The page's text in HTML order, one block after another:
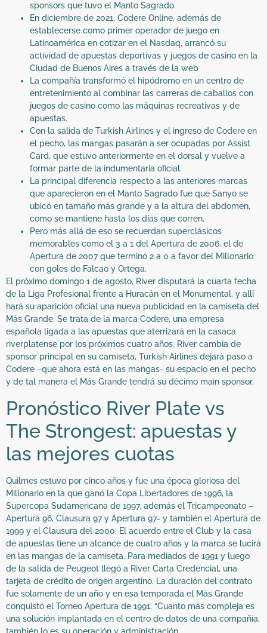
sponsors que tuvo el Manto Sagrado.
En diciembre de 2021, Codere Online, además de
establecerse como primer operador de juego en
Latinoamérica en cotizar en el Nasdaq, arrancó su
actividad de apuestas deportivas y juegos de casino en la
Ciudad de Buenos Aires a través de la web
La compañía transformó el hipódromo en un centro de
entretenimiento al combinar las carreras de caballos con
juegos de casino como las máquinas recreativas y de
apuestas.
Con la salida de Turkish Airlines y el ingreso de Codere en
el pecho, las mangas pasarán a ser ocupadas por Assist
Card, que estuvo anteriormente en el dorsal y vuelve a
formar parte de la indumentaria oficial.
La principal diferencia respecto a las anteriores marcas
que aparecieron en el Manto Sagrado fue que Sanyo se
ubicó en tamaño más grande y a la altura del abdomen,
como se mantiene hasta los días que corren.
Pero más allá de eso se recuerdan superclásicos
memorables como el 3 a 1 del Apertura de 2006, el de
Apertura de 2007 que terminó 2 a 0 a favor del Millonario
con goles de Falcao y Ortega.
El próximo domingo 1 de agosto, River disputará la cuarta fecha
de la Liga Profesional frente a Huracán en el Monumental, y allí
hará su aparición oficial una nueva publicidad en la camiseta del
Más Grande. Se trata de la marca Codere, una empresa
española ligada a las apuestas que aterrizará en la casaca
riverplatense por los próximos cuatro años. River cambia de
sponsor principal en su camiseta, Turkish Airlines dejará paso a
Codere –que ahora está en las mangas- su espacio en el pecho
y de tal manera el Más Grande tendrá su décimo main sponsor.
Pronóstico River Plate vs
The Strongest: apuestas y
las mejores cuotas
Quilmes estuvo por cinco años y fue una época gloriosa del
Millonario en la que ganó la Copa Libertadores de 1996, la
Supercopa Sudamericana de 1997, además el Tricampeonato –
Apertura 96, Clausura 97 y Apertura 97- y también el Apertura de
1999 y el Clausura del 2000. El acuerdo entre el Club y la casa
de apuestas tiene un alcance de cuatro años y la marca se lucirá
en las mangas de la camiseta. Para mediados de 1991 y luego
de la salida de Peugeot llegó a River Carta Credencial, una
tarjeta de crédito de origen argentino. La duración del contrato
fue solamente de un año y en esa temporada el Más Grande
conquistó el Torneo Apertura de 1991. “Cuanto más compleja es
una solución implantada en el centro de datos de una compañía,
también lo es su operación y administración.